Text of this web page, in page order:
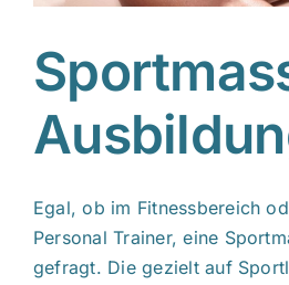
Egal, ob im Fitnessbereich
Personal Trainer, eine
gefragt. Die gezielt auf